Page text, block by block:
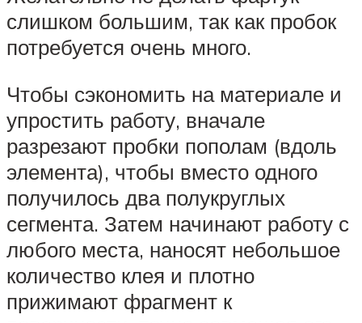
слишком большим, так как пробок
потребуется очень много.
Чтобы сэкономить на материале и
упростить работу, вначале
разрезают пробки пополам (вдоль
элемента), чтобы вместо одного
получилось два полукруглых
сегмента. Затем начинают работу с
любого места, наносят небольшое
количество клея и плотно
прижимают фрагмент к